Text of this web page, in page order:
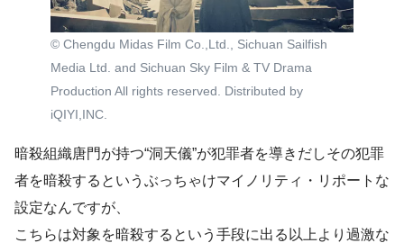
© Chengdu Midas Film Co.,Ltd., Sichuan Sailfish
Media Ltd. and Sichuan Sky Film & TV Drama
Production All rights reserved. Distributed by
iQIYI,INC.
暗殺組織唐門が持つ“洞天儀”が犯罪者を導きだしその犯罪
者を暗殺するというぶっちゃけマイノリティ・リポートな
設定なんですが、
こちらは対象を暗殺するという手段に出る以上より過激な